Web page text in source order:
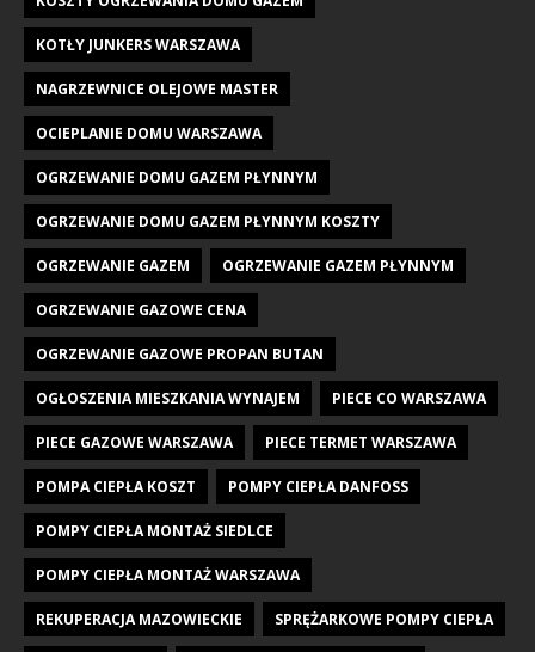
KOTŁY JUNKERS WARSZAWA
NAGRZEWNICE OLEJOWE MASTER
OCIEPLANIE DOMU WARSZAWA
OGRZEWANIE DOMU GAZEM PŁYNNYM
OGRZEWANIE DOMU GAZEM PŁYNNYM KOSZTY
OGRZEWANIE GAZEM OGRZEWANIE GAZEM PŁYNNYM
OGRZEWANIE GAZOWE CENA
OGRZEWANIE GAZOWE PROPAN BUTAN
OGŁOSZENIA MIESZKANIA WYNAJEM PIECE CO WARSZAWA
PIECE GAZOWE WARSZAWA PIECE TERMET WARSZAWA
POMPA CIEPŁA KOSZT POMPY CIEPŁA DANFOSS
POMPY CIEPŁA MONTAŻ SIEDLCE
POMPY CIEPŁA MONTAŻ WARSZAWA
REKUPERACJA MAZOWIECKIE SPRĘŻARKOWE POMPY CIEPŁA